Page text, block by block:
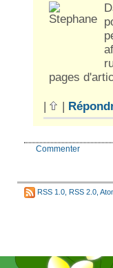
pages
| |
Commenter
RSS 1.0 RSS 2.0